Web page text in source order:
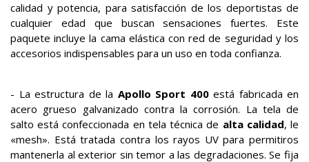
calidad y potencia, para satisfacción de los deportistas de
cualquier edad que buscan sensaciones fuertes. Este
paquete incluye la cama elástica con red de seguridad y los
accesorios indispensables para un uso en toda confianza.
- La estructura de la Apollo Sport 400está fabricada en
acero grueso galvanizado contra la corrosión. La tela de
salto está confeccionada en tela técnica de alta calidad, le
«mesh». Está tratada contra los rayos UV para permitiros
mantenerla al exterior sin temor a las degradaciones. Se fija